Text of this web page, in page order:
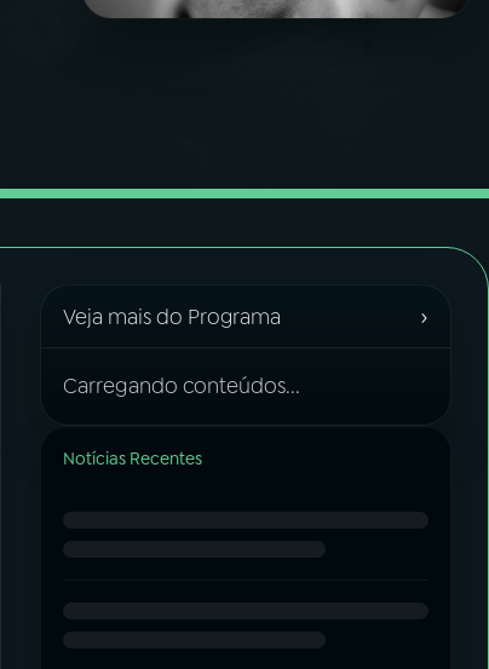
Veja mais do Programa ›
Carregando conteúdos...
Notícias Recentes